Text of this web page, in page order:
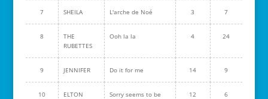
7 SHEILA L'arche de Noé 3 7
8
THE
RUBETTES
Ooh la la 4 24
9 JENNIFER Do it for me 14 9
10
ELTON
Sorry seems to be
12 6